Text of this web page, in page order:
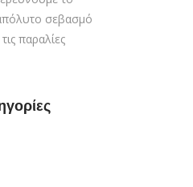
σεβασμό
παραλίες